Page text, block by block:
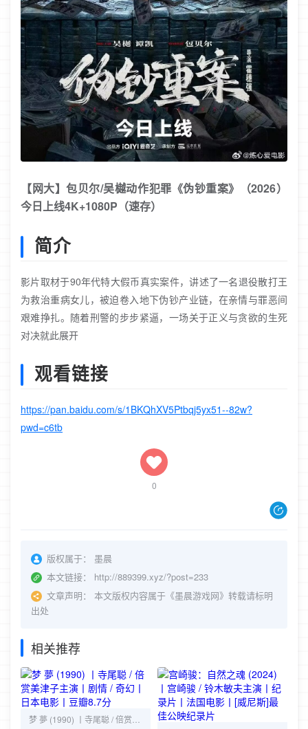
【网大】包贝尔/吴樾动作犯罪《伪钞重案》（2026）
今日上线4K+1080P（速存）
简介
影片取材于90年代特大假币真实案件，讲述了一名退役散打王
为救治重病女儿，被迫卷入地下伪钞产业链，在亲情与罪恶间
艰难挣扎。随着刑警的步步紧逼，一场关于正义与贪欲的生死
对决就此展开
观看链接
https://pan.baidu.com/s/1BKQhXV5Ptbqj5yx51--82w?
pwd=c6tb
0
版权属于：
墨晨
本文链接：
http://889399.xyz/?post=233
文章声明：
本文版权内容属于《墨晨游戏网》转载请标明
出处
相关推荐